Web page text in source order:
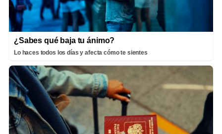
¿Sabes qué baja tu ánimo?
Lo haces todos los días y afecta cómo te sientes